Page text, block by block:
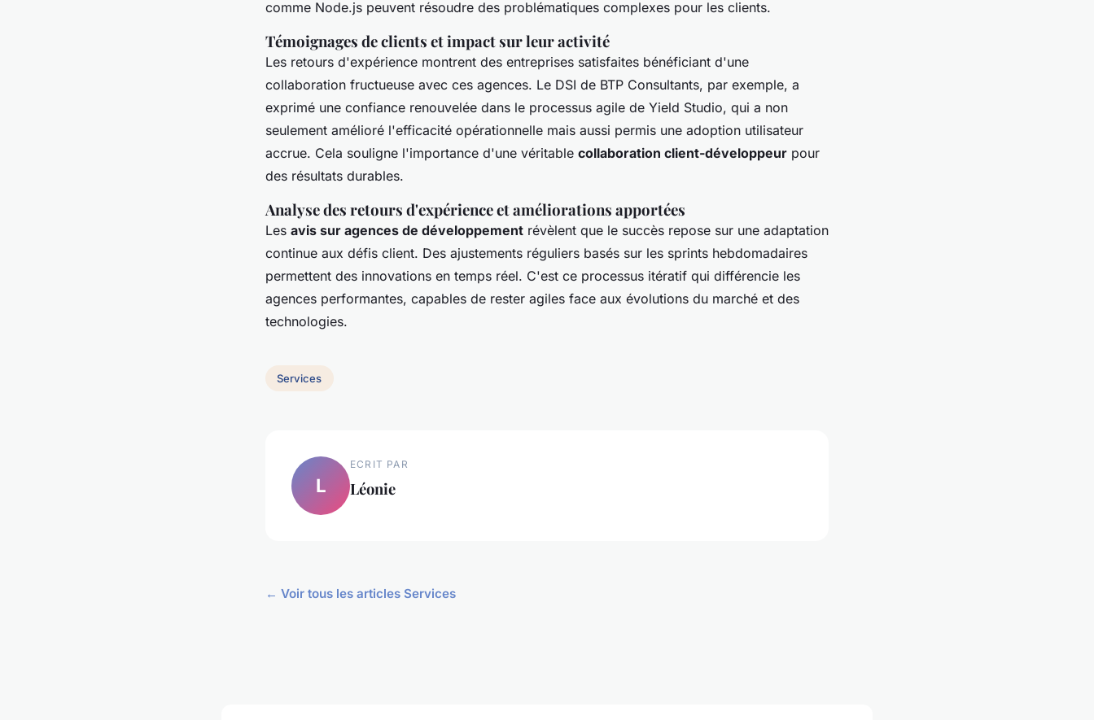
comme Node.js peuvent résoudre des problématiques complexes pour les clients.
Témoignages de clients et impact sur leur activité
Les retours d'expérience montrent des entreprises satisfaites bénéficiant d'une
collaboration fructueuse avec ces agences. Le DSI de BTP Consultants, par exemple, a
exprimé une confiance renouvelée dans le processus agile de Yield Studio, qui a non
seulement amélioré l'efficacité opérationnelle mais aussi permis une adoption utilisateur
accrue. Cela souligne l'importance d'une véritable collaboration client-développeur pour
des résultats durables.
Analyse des retours d'expérience et améliorations apportées
Les avis sur agences de développement révèlent que le succès repose sur une adaptation
continue aux défis client. Des ajustements réguliers basés sur les sprints hebdomadaires
permettent des innovations en temps réel. C'est ce processus itératif qui différencie les
agences performantes, capables de rester agiles face aux évolutions du marché et des
technologies.
Services
L
ECRIT PAR
Léonie
← Voir tous les articles Services